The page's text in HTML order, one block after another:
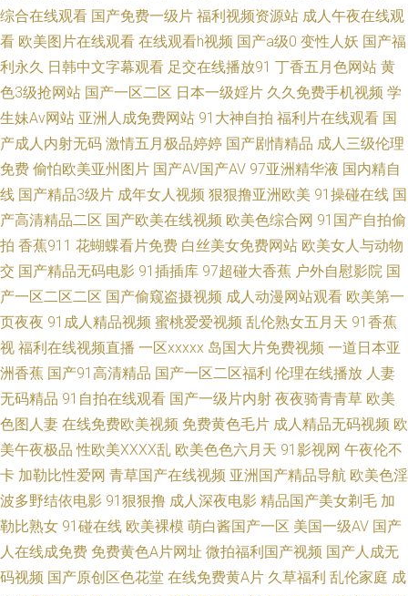
品日本人妻一区二区 操熟女视频播放 草莓视频免费观看 欧美日韩综合国产
中文 日韩海角视频 亚洲午夜婷婷 九九亚心丝袜久久 欧美国产精品久久久久
久久久久久 国产久久一 91入口黑丝 少妇后入视频 超碰在线草久97
WWWSeSe97com久九九久 青青草原在线视频观 亚洲在线瑟瑟 午夜福利图片
九一精品国产 在线看成人网站 av之家导航 爱涩区综合网 熟女综合网 亚洲色
俺去也色色网 国产精品视频久久精a 男人av资源在线 91官网在线入口 天堂
资源av 亚洲撸撸片区巨涩导航 人妻无码91制片厂 午夜日韩在线视频 免费电
影在线播放 欧美三级免费播放 日韩精品一区在线看 99摸99操 欧美成人免费
专区 日本无码第三页 国产精品熟女久久久久久 天堂资源中文官网 午夜三级
敏感区 日韩精品理论 午夜极品性爱 免费性爱Av 韩国理论在线 黄色一级二级
三级视频 伊人99大香蕉 黄色草莓视频 极品美女后入 韩日无码射 精品国产精
综合在线观看 国产免费一级片 福利视频资源站 成人午夜在线观
看 欧美图片在线观看 在线观看h视频 国产a级0 变性人妖 国产福
利永久 日韩中文字幕观看 足交在线播放91 丁香五月色网站 黄
色3级抢网站 国产一区二区 日本一级婬片 久久免费手机视频 学
生妹Av网站 亚洲人成免费网站 91大神自拍 福利片在线观看 国
产成人内射无码 激情五月极品婷婷 国产剧情精品 成人三级伦理
免费 偷怕欧美亚州图片 国产AV国产AV 97亚洲精华液 国内精自
线 国产精品3级片 成年女人视频 狠狠撸亚洲欧美 91操碰在线 国
产高清精品二区 国产欧美在线视频 欧美色综合网 91国产自拍偷
拍 香蕉911 花蝴蝶看片免费 白丝美女免费网站 欧美女人与动物
交 国产精品无码电影 91插插库 97超碰大香蕉 户外自慰影院 国
产一区二区二区 国产偷窥盗摄视频 成人动漫网站观看 欧美第一
页夜夜 91成人精品视频 蜜桃爱爱视频 乱伦熟女五月天 91香蕉
视 福利在线视频直播 一区xxxxx 岛国大片免费视频 一道日本亚
洲香蕉 国产91高清精品 国产一区二区福利 伦理在线播放 人妻
无码精品 91自拍在线观看 国产一级片内射 夜夜骑青青草 欧美
色图人妻 在线免费欧美视频 免费黄色毛片 成人精品无码视频 欧
美午夜极品 性欧美ⅩⅩⅩⅩ乱 欧美色色六月天 91影视网 午夜伦不
卡 加勒比性爱网 青草国产在线视频 亚洲国产精品导航 欧美色淫
波多野结依电影 91狠狠撸 成人深夜电影 精品国产美女剃毛 加
勒比熟女 91碰在线 欧美裸模 萌白酱国产一区 美国一级AV 国产
人在线成免费 免费黄色A片网址 微拍福利国产视频 国产人成无
码视频 国产原创区色花堂 在线免费黄A片 久草福利 乱伦家庭 成